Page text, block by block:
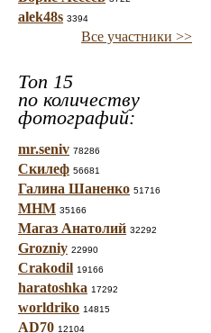
alek48s 3394
Все участники >>
Топ 15
по количеству
фотографий:
mr.seniv 78286
Скилеф 56681
Галина Шаненко 51716
МНМ 35166
Магаз Анатолий 32292
Grozniy 22990
Crakodil 19166
haratoshka 17292
worldriko 14815
AD70 12104